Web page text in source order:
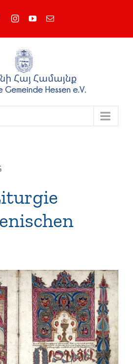
FacebookInstagramYouTube
E-